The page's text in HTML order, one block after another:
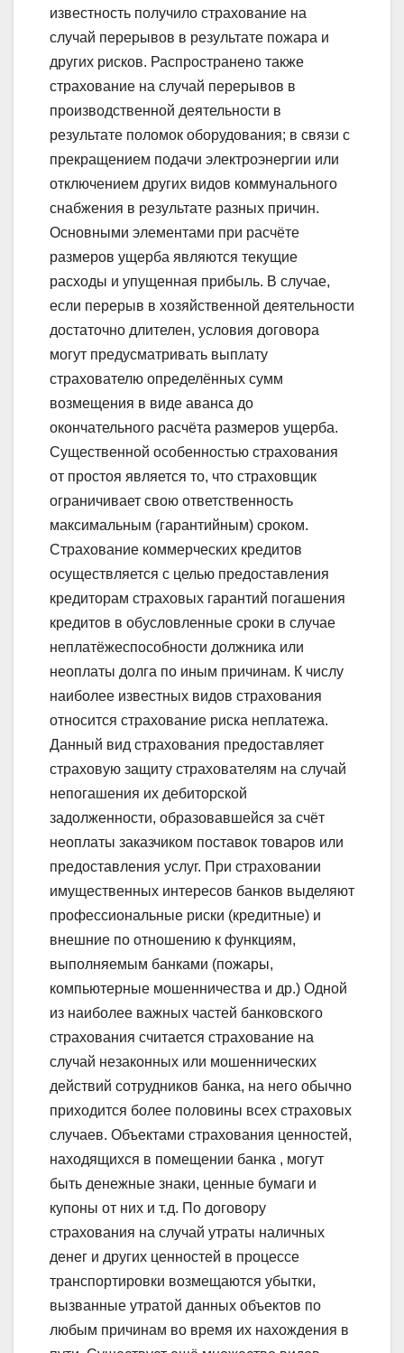
известность получило страхование на
случай перерывов в результате пожара и
других рисков. Распространено также
страхование на случай перерывов в
производственной деятельности в
результате поломок оборудования; в связи с
прекращением подачи электроэнергии или
отключением других видов коммунального
снабжения в результате разных причин.
Основными элементами при расчёте
размеров ущерба являются текущие
расходы и упущенная прибыль. В случае,
если перерыв в хозяйственной деятельности
достаточно длителен, условия договора
могут предусматривать выплату
страхователю определённых сумм
возмещения в виде аванса до
окончательного расчёта размеров ущерба.
Существенной особенностью страхования
от простоя является то, что страховщик
ограничивает свою ответственность
максимальным (гарантийным) сроком.
Страхование коммерческих кредитов
осуществляется с целью предоставления
кредиторам страховых гарантий погашения
кредитов в обусловленные сроки в случае
неплатёжеспособности должника или
неоплаты долга по иным причинам. К числу
наиболее известных видов страхования
относится страхование риска неплатежа.
Данный вид страхования предоставляет
страховую защиту страхователям на случай
непогашения их дебиторской
задолженности, образовавшейся за счёт
неоплаты заказчиком поставок товаров или
предоставления услуг. При страховании
имущественных интересов банков выделяют
профессиональные риски (кредитные) и
внешние по отношению к функциям,
выполняемым банками (пожары,
компьютерные мошенничества и др.) Одной
из наиболее важных частей банковского
страхования считается страхование на
случай незаконных или мошеннических
действий сотрудников банка, на него обычно
приходится более половины всех страховых
случаев. Объектами страхования ценностей,
находящихся в помещении банка , могут
быть денежные знаки, ценные бумаги и
купоны от них и т.д. По договору
страхования на случай утраты наличных
денег и других ценностей в процессе
транспортировки возмещаются убытки,
вызванные утратой данных объектов по
любым причинам во время их нахождения в